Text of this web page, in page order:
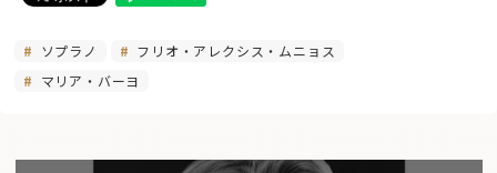
ソプラノ
フリオ・アレクシス・ムニョス
マリア・バーヨ